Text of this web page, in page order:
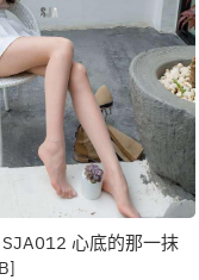
心底的那一抹